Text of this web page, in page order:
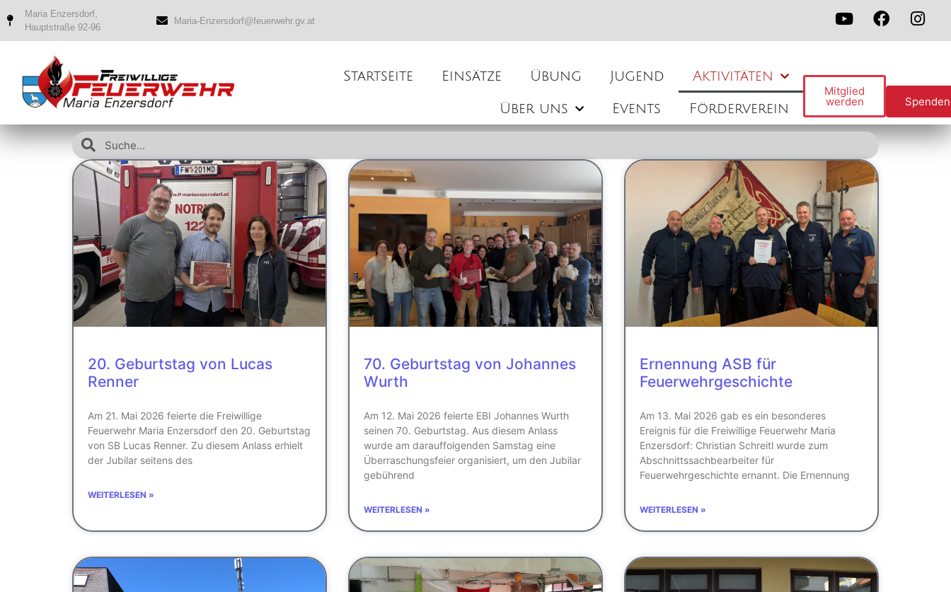
Maria Enzersdorf,
Hauptstraße 92-96
Maria-Enzersdorf@feuerwehr.gv.at
Startseite Einsätze Übung Jugend Aktivitäten
Über uns Events Förderverein
Mitglied
werden Spenden
20. Geburtstag von Lucas
Renner
Am 21. Mai 2026 feierte die Freiwillige
Feuerwehr Maria Enzersdorf den 20. Geburtstag
von SB Lucas Renner. Zu diesem Anlass erhielt
der Jubilar seitens des
WEITERLESEN »
70. Geburtstag von Johannes
Wurth
Am 12. Mai 2026 feierte EBI Johannes Wurth
seinen 70. Geburtstag. Aus diesem Anlass
wurde am darauffolgenden Samstag eine
Überraschungsfeier organisiert, um den Jubilar
gebührend
WEITERLESEN »
Ernennung ASB für
Feuerwehrgeschichte
Am 13. Mai 2026 gab es ein besonderes
Ereignis für die Freiwillige Feuerwehr Maria
Enzersdorf: Christian Schreitl wurde zum
Abschnittssachbearbeiter für
Feuerwehrgeschichte ernannt. Die Ernennung
WEITERLESEN »